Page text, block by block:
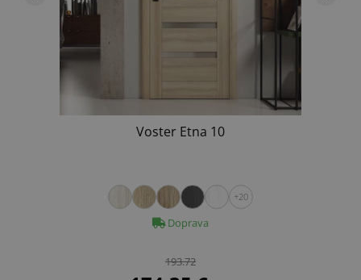
Voster Etna 10
+20
Doprava
193.72